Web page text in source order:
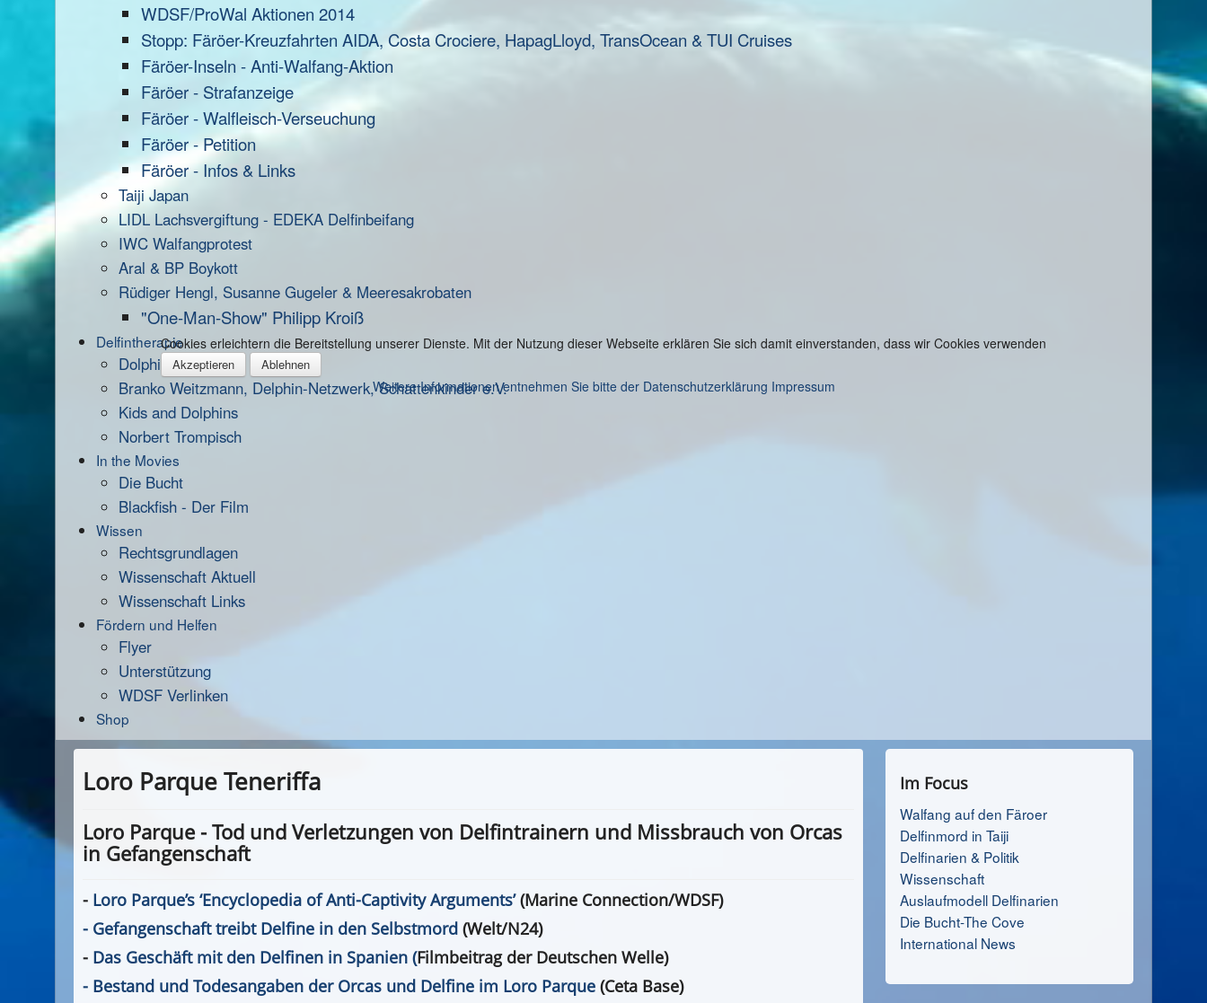
WDSF/ProWal Aktionen 2014
Stopp: Färöer-Kreuzfahrten AIDA, Costa Crociere, HapagLloyd, TransOcean & TUI Cruises
Färöer-Inseln - Anti-Walfang-Aktion
Färöer - Strafanzeige
Färöer - Walfleisch-Verseuchung
Färöer - Petition
Färöer - Infos & Links
Taiji Japan
LIDL Lachsvergiftung - EDEKA Delfinbeifang
IWC Walfangprotest
Aral & BP Boykott
Rüdiger Hengl, Susanne Gugeler & Meeresakrobaten
"One-Man-Show" Philipp Kroiß
Delfintherapie
Dolphin Aid
Branko Weitzmann, Delphin-Netzwerk, Schattenkinder e.V.
Kids and Dolphins
Norbert Trompisch
In the Movies
Die Bucht
Blackfish - Der Film
Wissen
Rechtsgrundlagen
Wissenschaft Aktuell
Wissenschaft Links
Fördern und Helfen
Flyer
Unterstützung
WDSF Verlinken
Shop
Loro Parque Teneriffa
Loro Parque - Tod und Verletzungen von Delfintrainern und Missbrauch von Orcas
in Gefangenschaft
- Loro Parque’s ‘Encyclopedia of Anti-Captivity Arguments’(Marine Connection/WDSF)
- Gefangenschaft treibt Delfine in den Selbstmord (Welt/N24)
- Das Geschäft mit den Delfinen in Spanien (Filmbeitrag der Deutschen Welle)
- Bestand und Todesangaben der Orcas und Delfine im Loro Parque (Ceta Base)
Im Focus
Walfang auf den Färoer
Delfinmord in Taiji
Delfinarien & Politik
Wissenschaft
Auslaufmodell Delfinarien
Die Bucht-The Cove
International News
Cookies erleichtern die Bereitstellung unserer Dienste. Mit der Nutzung dieser Webseite erklären Sie sich damit einverstanden, dass wir Cookies verwenden
Akzeptieren Ablehnen
Weitere Informationen entnehmen Sie bitte der Datenschutzerklärung Impressum